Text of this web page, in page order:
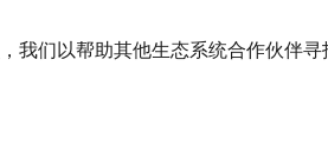
我们以帮助其他生态系统合作伙伴